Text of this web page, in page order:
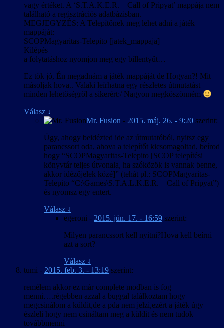
vagy értéket. A ‘S.T.A.K.E.R. – Call of Pripyat’ mappája nem
található a regisztrációs adatbázisban.
MEGJEGYZÉS: A Telepítőnek meg lehet adni a játék
mappáját:
SCOPMagyaritas-Telepito [jatek_mappaja]
Kilépés
a folytatáshoz nyomjon meg egy billentyűt…
Ez tök jó, Én megadnám a játék mappáját de Hogyan?! Mit
másoljak hova.. Valaki leírhatna egy részletes útmutatást
minden lehetőségről a sikerért:/ Nagyon megköszönném
Válasz ↓
Mr. Fusion - 2015. máj. 26. - 9:20 szerint:
Úgy, ahogy beidézted ide az útmutatóból, nyitsz egy
parancssort oda, ahova a telepítőt kicsomagoltad, beírod
hogy “SCOPMagyaritas-Telepito [SCOP telepítési
könyvtár teljes útvonala, ha szóközök is vannak benne,
akkor idézőjelek közé]” (tehát pl.: SCOPMagyaritas-
Telepito “C:\Games\S.T.A.L.K.E.R. – Call of Pripyat”)
és nyomsz egy entert.
Válasz ↓
egeroni - 2015. jún. 17. - 16:59 szerint:
Milyen parancssort kell nyitni?Hova kell beírni
azt a sort?
Válasz ↓
tumi - 2015. feb. 3. - 13:19 szerint:
remélem akkor ez már complete modban is fog
menni….régebben azzal a buggal találkoztam hogy
megcsinálom a küldit,de a pda nem jelzi,ezért a játék úgy
észleli hogy nem csináltam meg a küldit és nem tudok
továbbmenni